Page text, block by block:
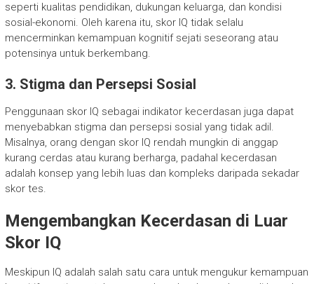
seperti kualitas pendidikan, dukungan keluarga, dan kondisi
sosial-ekonomi. Oleh karena itu, skor IQ tidak selalu
mencerminkan kemampuan kognitif sejati seseorang atau
potensinya untuk berkembang.
3. Stigma dan Persepsi Sosial
Penggunaan skor IQ sebagai indikator kecerdasan juga dapat
menyebabkan stigma dan persepsi sosial yang tidak adil.
Misalnya, orang dengan skor IQ rendah mungkin di anggap
kurang cerdas atau kurang berharga, padahal kecerdasan
adalah konsep yang lebih luas dan kompleks daripada sekadar
skor tes.
Mengembangkan Kecerdasan di Luar
Skor IQ
Meskipun IQ adalah salah satu cara untuk mengukur kemampuan